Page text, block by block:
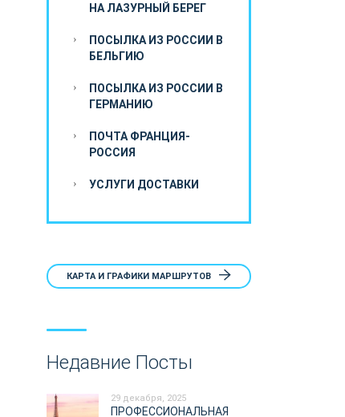
НА ЛАЗУРНЫЙ БЕРЕГ
ПОСЫЛКА ИЗ РОССИИ В
БЕЛЬГИЮ
ПОСЫЛКА ИЗ РОССИИ В
ГЕРМАНИЮ
ПОЧТА ФРАНЦИЯ-
РОССИЯ
УСЛУГИ ДОСТАВКИ
КАРТА И ГРАФИКИ МАРШРУТОВ
Недавние Посты
29 декабря, 2025
ПРОФЕССИОНАЛЬНАЯ